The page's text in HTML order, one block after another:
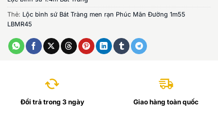
Thẻ: Lộc bình sứ Bát Tràng men rạn Phúc Mãn Đường 1m55
LBMR45
Đổi trả trong 3 ngày Giao hàng toàn quốc